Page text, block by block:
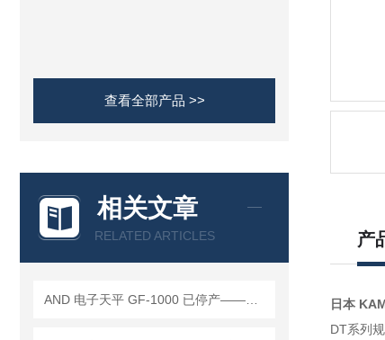
查看全部产品 >>
相关文章
RELATED ARTICLES 产
日本
DT系列